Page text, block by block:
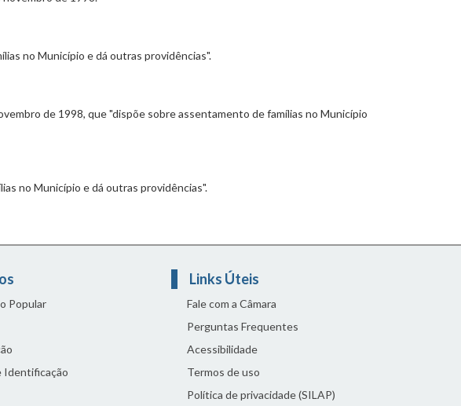
no Município e dá outras providências".
de 1998, que "dispõe sobre assentamento de famílias no Município
no Município e dá outras providências".
Popular
Identificação
Links Úteis
Fale com a Câmara
Perguntas Frequentes
Acessibilidade
Termos de uso
Política de privacidade (SILAP)